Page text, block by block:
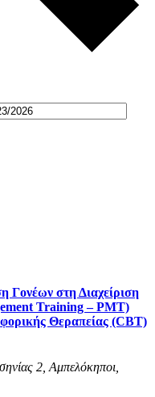
στη Διαχείριση
Training – PMT)
Θεραπείας (CBT)
2, Αμπελόκηποι,